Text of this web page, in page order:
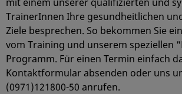
TrainerInnen Ihre gesundheitlichen
Ziele besprechen. So bekommen Sie
vom Training und unserem speziellen
Programm. Für einen Termin einfach
Kontaktformular absenden oder uns
(0971)121800-50 anrufen.